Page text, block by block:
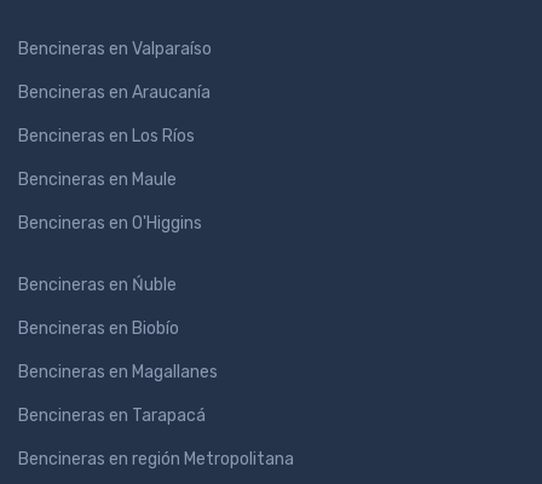
Bencineras en Valparaíso
Bencineras en Araucanía
Bencineras en Los Ríos
Bencineras en Maule
Bencineras en O'Higgins
Bencineras en Ńuble
Bencineras en Biobío
Bencineras en Magallanes
Bencineras en Tarapacá
Bencineras en región Metropolitana